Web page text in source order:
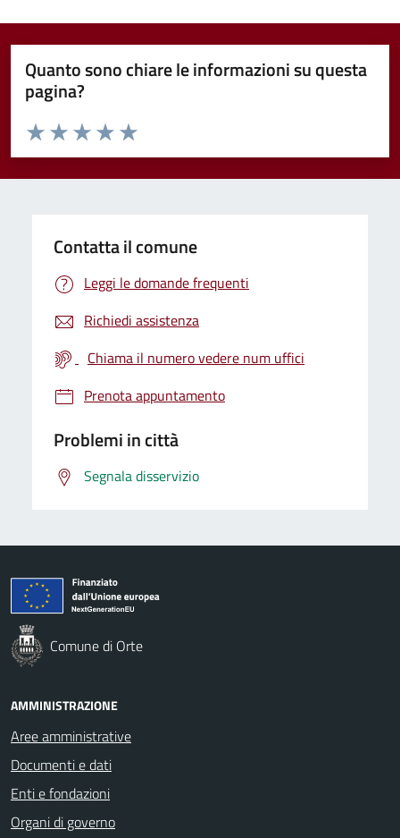
Quanto sono chiare le informazioni su questa
pagina?
Valuta da 1 a 5 stelle la pagina
Valuta 5 stelle su 5
Valuta 4 stelle su 5
Valuta 3 stelle su 5
Valuta 2 stelle su 5
Valuta 1 stelle su 5
Contatta il comune
Leggi le domande frequenti
Richiedi assistenza
Chiama il numero vedere num uffici
Prenota appuntamento
Problemi in città
Segnala disservizio
Comune di Orte
AMMINISTRAZIONE
Aree amministrative
Documenti e dati
Enti e fondazioni
Organi di governo